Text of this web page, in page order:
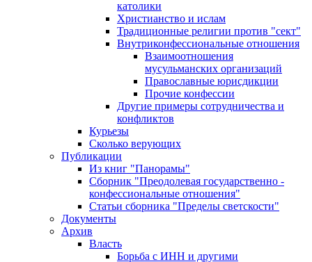
католики
Христианство и ислам
Традиционные религии против "сект"
Внутриконфессиональные отношения
Взаимоотношения
мусульманских организаций
Православные юрисдикции
Прочие конфессии
Другие примеры сотрудничества и
конфликтов
Курьезы
Сколько верующих
Публикации
Из книг "Панорамы"
Сборник "Преодолевая государственно -
конфессиональные отношения"
Статьи сборника "Пределы светскости"
Документы
Архив
Власть
Борьба с ИНН и другими